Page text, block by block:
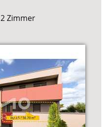
2 Zimmer